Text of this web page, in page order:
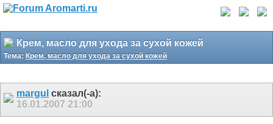
Крем, масло для ухода за сухой кожей
Тема: Крем, масло для ухода за сухой кожей
margul сказал(-а):
16.01.2007 21:00